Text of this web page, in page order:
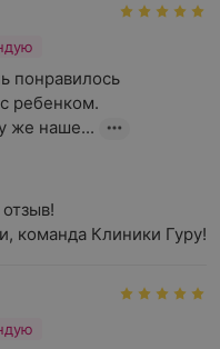
понравилось
ребенком.
же наше...
команда Клиники Гуру!